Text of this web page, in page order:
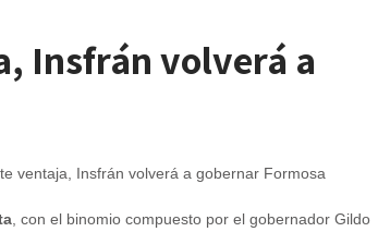
Insfrán volverá a
, con el binomio compuesto por el gobernador Gildo